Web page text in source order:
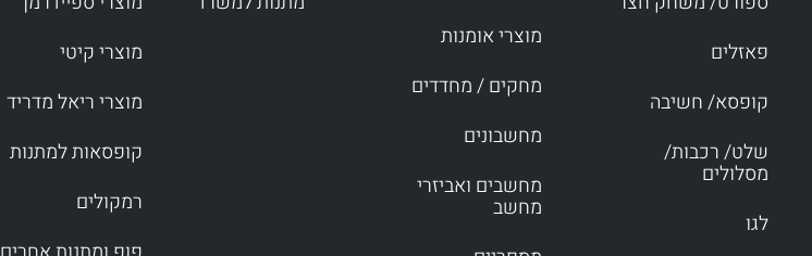
פאזלים
קופסא/ חשיבה
שלט/ רכבות/
מסלולים
לגו
מוצרי אומנות
מחקים / מחדדים
מחשבונים
מחשבים ואביזרי
מחשב
מוצרי קיטי
מוצרי ריאל מדריד
קופסאות למתנות
רמקולים